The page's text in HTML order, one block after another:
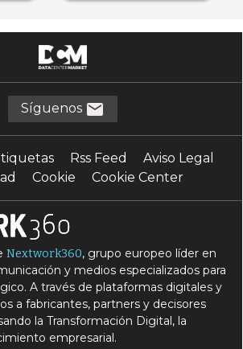
Síguenos
Rss Feed
Aviso Legal
Cookie Cookie Center
Nextwork360, grupo europeo líder en
y medios especializados para
A través de plataformas digitales y
a fabricantes, partners y decisores
la Transformación Digital, la
empresarial.